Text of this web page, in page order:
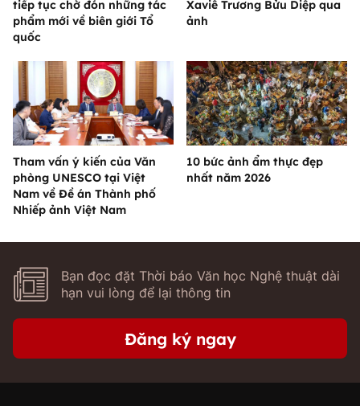
tiếp tục chờ đón những tác
phẩm mới về biên giới Tổ
quốc
Xaviê Trương Bửu Diệp qua
ảnh
Tham vấn ý kiến của Văn
phòng UNESCO tại Việt
Nam về Đề án Thành phố
Nhiếp ảnh Việt Nam
10 bức ảnh ẩm thực đẹp
nhất năm 2026
Bạn đọc đặt Thời báo Văn học Nghệ thuật dài
hạn vui lòng để lại thông tin
Đăng ký ngay